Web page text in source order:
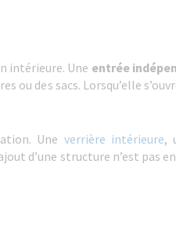
intérieure. Une entrée
ou des sacs. Lorsqu’elle
Une verrière intérieure,
d’une structure n’est pas